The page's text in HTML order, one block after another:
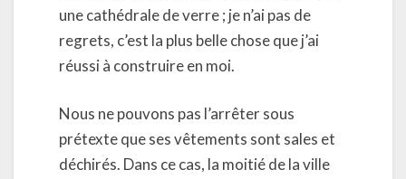
une cathédrale de verre ; je n’ai pas de
regrets, c’est la plus belle chose que j’ai
réussi à construire en moi.
Nous ne pouvons pas l’arrêter sous
prétexte que ses vêtements sont sales et
déchirés. Dans ce cas, la moitié de la ville